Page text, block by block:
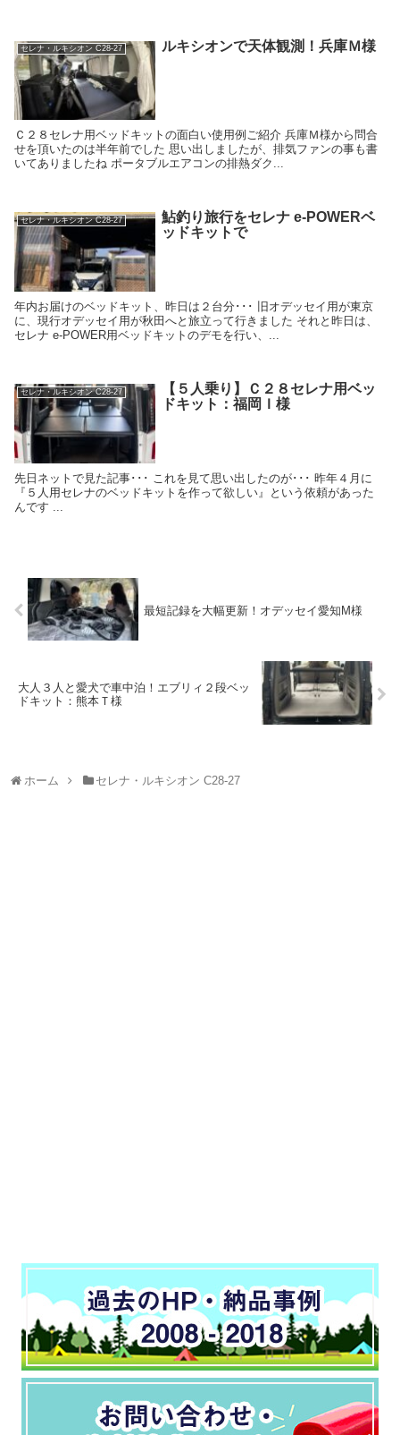
セレナ・ルキシオン C28-27 ルキシオンで天体観測！兵庫Ｍ様
Ｃ２８セレナ用ベッドキットの面白い使用例ご紹介 兵庫Ｍ様から問合
せを頂いたのは半年前でした 思い出しましたが、排気ファンの事も書
いてありましたね ポータブルエアコンの排熱ダク...
セレナ・ルキシオン C28-27
鮎釣り旅行をセレナ e-POWERベ
ッドキットで
年内お届けのベッドキット、昨日は２台分･･･ 旧オデッセイ用が東京
に、現行オデッセイ用が秋田へと旅立って行きました それと昨日は、
セレナ e-POWER用ベッドキットのデモを行い、...
セレナ・ルキシオン C28-27
【５人乗り】Ｃ２８セレナ用ベッ
ドキット：福岡Ｉ様
先日ネットで見た記事･･･ これを見て思い出したのが･･･ 昨年４月に
『５人用セレナのベッドキットを作って欲しい』という依頼があった
んです ...
最短記録を大幅更新！オデッセイ愛知M様
大人３人と愛犬で車中泊！エブリィ２段ベッ
ドキット：熊本Ｔ様
ホーム セレナ・ルキシオン C28-27